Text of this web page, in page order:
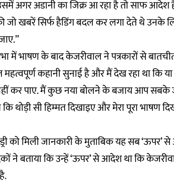
अगर अडानी का जिक्र आ रहा है तो साफ आदेश है
जो खबरें सिर्फ हैडिंग बदल कर लगा देते थे उनके
में भाषण के बाद केजरीवाल ने पत्रकारों से
कहानी सुनाई है और मैं देख रहा था कि
कर पाए. मैं कुछ नया बोलने के बजाय आप
थोड़ी सी हिम्मत दिखाइए और मेरा पूरा भाषण
को मिली जानकारी के मुताबिक यह सब
ने बताया कि उन्हें ‘ऊपर’ से आदेश था कि